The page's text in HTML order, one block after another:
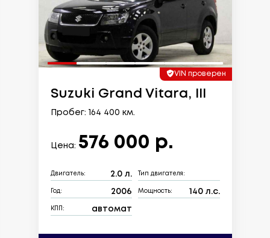
VIN проверен
Suzuki Grand Vitara, III
Пробег: 164 400 км.
Цена: 576 000 р.
Двигатель: 2.0 л. Тип двигателя:
Год: 2006 Мощность: 140 л.с.
КПП: автомат